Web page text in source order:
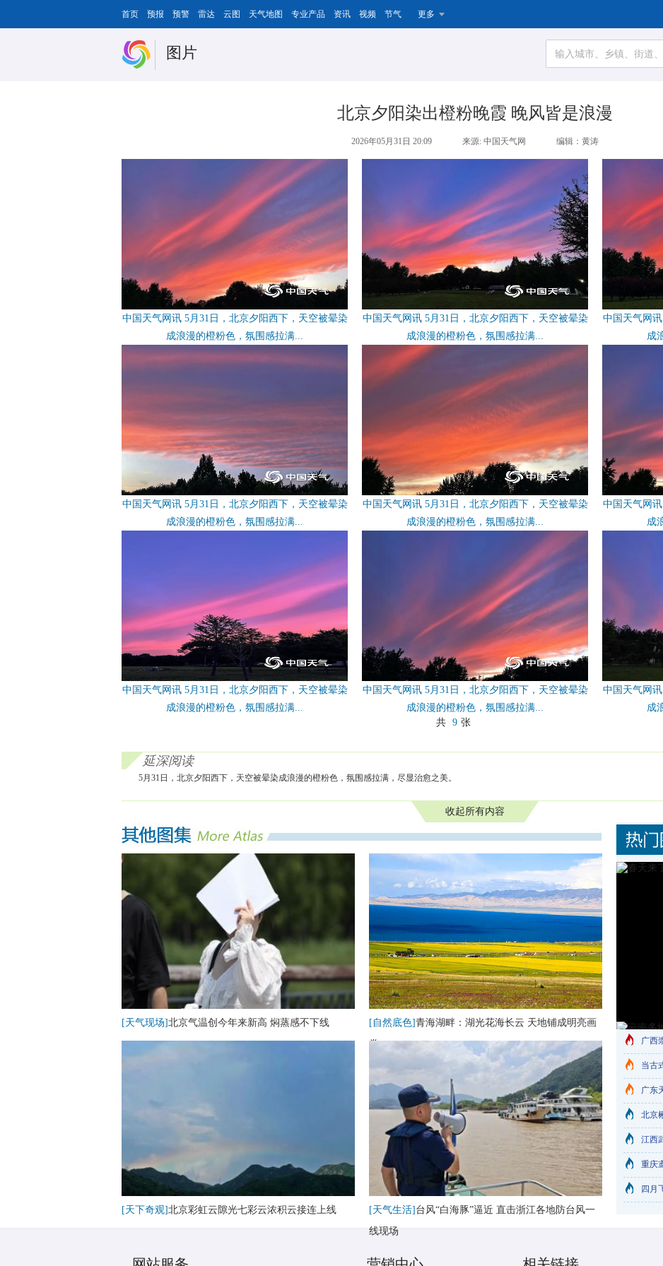
首页 预报 预警 雷达 云图 天气地图 专业产品 资讯 视频 节气 更多
图片
北京夕阳染出橙粉晚霞 晚风皆是浪漫
2026年05月31日 20:09 来源: 中国天气网 编辑：黄涛
中国天气网讯 5月31日，北京夕阳西下，天空被晕染
成浪漫的橙粉色，氛围感拉满...
中国天气网讯 5月31日，北京夕阳西下，天空被晕染
成浪漫的橙粉色，氛围感拉满...
中国天气网
成
中国天气网讯 5月31日，北京夕阳西下，天空被晕染
成浪漫的橙粉色，氛围感拉满...
中国天气网讯 5月31日，北京夕阳西下，天空被晕染
成浪漫的橙粉色，氛围感拉满...
中国天气网
成
中国天气网讯 5月31日，北京夕阳西下，天空被晕染
成浪漫的橙粉色，氛围感拉满...
中国天气网讯 5月31日，北京夕阳西下，天空被晕染
成浪漫的橙粉色，氛围感拉满...
中国天气网
成
共 9 张
延深阅读
5月31日，北京夕阳西下，天空被晕染成浪漫的橙粉色，氛围感拉满，尽显治愈之美。
收起所有内容
[天气现场]北京气温创今年来新高 焖蒸感不下线 [自然底色]青海湖畔：湖光花海长云 天地铺成明亮画
卷
[天下奇观]北京彩虹云隙光七彩云浓积云接连上线 [天气生活] 台风“白海豚”逼近 直击浙江各地防台风一
线现场
广西
当古
广东
北京
江西
重庆
四月